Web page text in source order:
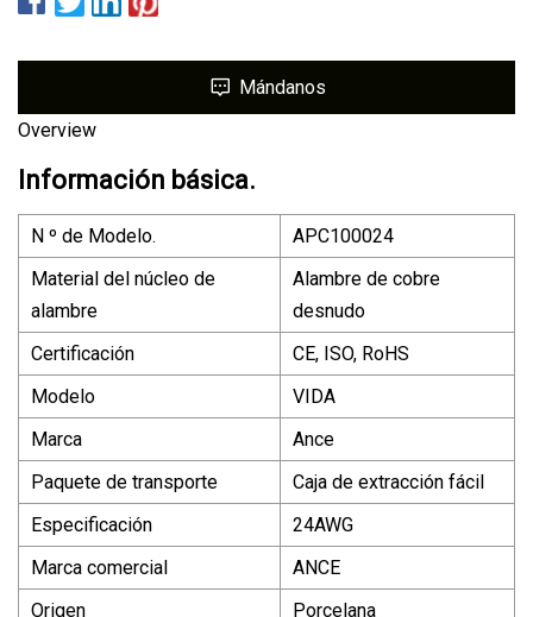
Mándanos
Overview
Información básica.
N º de Modelo.
APC100024
Material del núcleo de
alambre
Alambre de cobre
desnudo
Certificación
CE, ISO, RoHS
Modelo
VIDA
Marca
Ance
Paquete de transporte
Caja de extracción fácil
Especificación
24AWG
Marca comercial
ANCE
Origen
Porcelana